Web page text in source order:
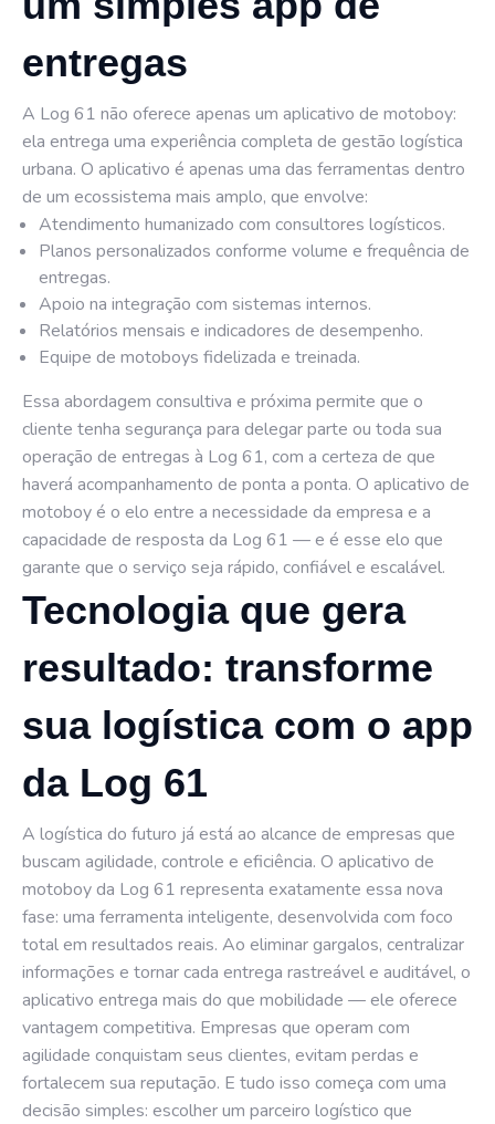
entregas
A Log 61 não oferece apenas um aplicativo de motoboy:
ela entrega uma experiência completa de gestão logística
urbana. O aplicativo é apenas uma das ferramentas dentro
de um ecossistema mais amplo, que envolve:
Atendimento humanizado com consultores logísticos.
Planos personalizados conforme volume e frequência de
entregas.
Apoio na integração com sistemas internos.
Relatórios mensais e indicadores de desempenho.
Equipe de motoboys fidelizada e treinada.
Essa abordagem consultiva e próxima permite que o
cliente tenha segurança para delegar parte ou toda sua
operação de entregas à Log 61, com a certeza de que
haverá acompanhamento de ponta a ponta. O aplicativo de
motoboy é o elo entre a necessidade da empresa e a
capacidade de resposta da Log 61 — e é esse elo que
garante que o serviço seja rápido, confiável e escalável.
Tecnologia que gera
resultado: transforme
sua logística com o app
da Log 61
A logística do futuro já está ao alcance de empresas que
buscam agilidade, controle e eficiência. O aplicativo de
motoboy da Log 61 representa exatamente essa nova
fase: uma ferramenta inteligente, desenvolvida com foco
total em resultados reais. Ao eliminar gargalos, centralizar
informações e tornar cada entrega rastreável e auditável, o
aplicativo entrega mais do que mobilidade — ele oferece
vantagem competitiva. Empresas que operam com
agilidade conquistam seus clientes, evitam perdas e
fortalecem sua reputação. E tudo isso começa com uma
decisão simples: escolher um parceiro logístico que